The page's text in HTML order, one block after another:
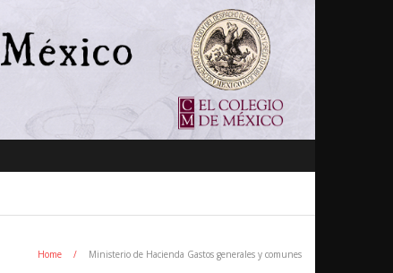
Home / Ministerio de Hacienda Gastos generales y comunes